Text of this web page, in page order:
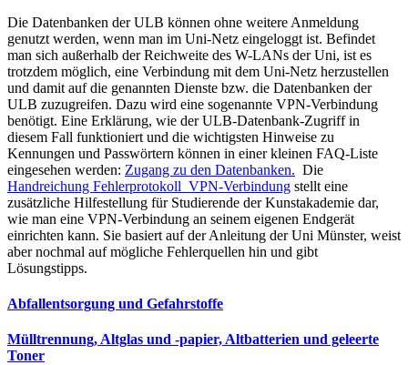
Die Datenbanken der ULB können ohne weitere Anmeldung
genutzt werden, wenn man im Uni-Netz eingeloggt ist. Befindet
man sich außerhalb der Reichweite des W-LANs der Uni, ist es
trotzdem möglich, eine Verbindung mit dem Uni-Netz herzustellen
und damit auf die genannten Dienste bzw. die Datenbanken der
ULB zuzugreifen. Dazu wird eine sogenannte VPN-Verbindung
benötigt. Eine Erklärung, wie der ULB-Datenbank-Zugriff in
diesem Fall funktioniert und die wichtigsten Hinweise zu
Kennungen und Passwörtern können in einer kleinen FAQ-Liste
eingesehen werden: Zugang zu den Datenbanken. Die
Handreichung Fehlerprotokoll_VPN-Verbindung stellt eine
zusätzliche Hilfestellung für Studierende der Kunstakademie dar,
wie man eine VPN-Verbindung an seinem eigenen Endgerät
einrichten kann. Sie basiert auf der Anleitung der Uni Münster, weist
aber nochmal auf mögliche Fehlerquellen hin und gibt
Lösungstipps.
Abfallentsorgung und Gefahrstoffe
Mülltrennung, Altglas und -papier, Altbatterien und geleerte
Toner